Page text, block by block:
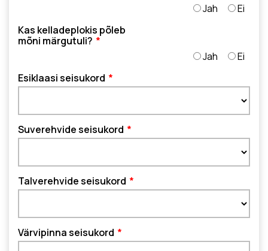
Jah
Ei
Kas kelladeplokis põleb
mõni märgutuli?
Jah
Ei
Esiklaasi seisukord
Suverehvide seisukord
Talverehvide seisukord
Värvipinna seisukord